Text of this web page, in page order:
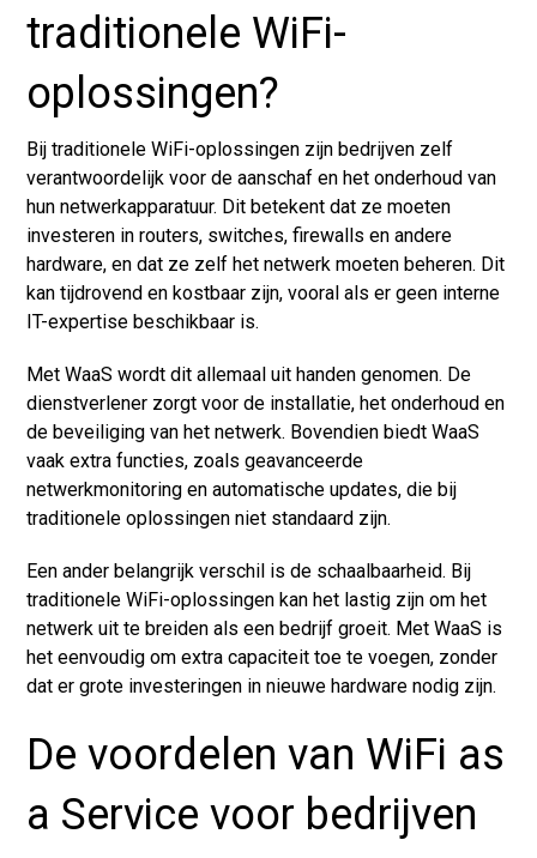
traditionele WiFi-
oplossingen?
Bij traditionele WiFi-oplossingen zijn bedrijven zelf
verantwoordelijk voor de aanschaf en het onderhoud van
hun netwerkapparatuur. Dit betekent dat ze moeten
investeren in routers, switches, firewalls en andere
hardware, en dat ze zelf het netwerk moeten beheren. Dit
kan tijdrovend en kostbaar zijn, vooral als er geen interne
IT-expertise beschikbaar is.
Met WaaS wordt dit allemaal uit handen genomen. De
dienstverlener zorgt voor de installatie, het onderhoud en
de beveiliging van het netwerk. Bovendien biedt WaaS
vaak extra functies, zoals geavanceerde
netwerkmonitoring en automatische updates, die bij
traditionele oplossingen niet standaard zijn.
Een ander belangrijk verschil is de schaalbaarheid. Bij
traditionele WiFi-oplossingen kan het lastig zijn om het
netwerk uit te breiden als een bedrijf groeit. Met WaaS is
het eenvoudig om extra capaciteit toe te voegen, zonder
dat er grote investeringen in nieuwe hardware nodig zijn.
De voordelen van WiFi as
a Service voor bedrijven